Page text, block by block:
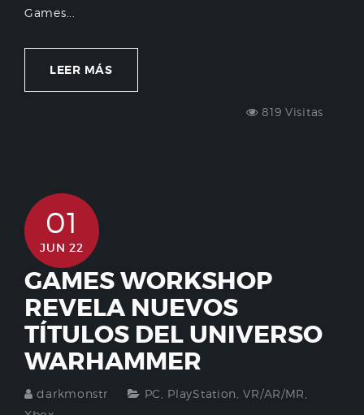
Games...
LEER MÁS
819 Visitas
01
JUN 22
GAMES WORKSHOP
REVELA NUEVOS
TÍTULOS DEL UNIVERSO
WARHAMMER
darkmonstr PC PlayStation ,VR/AR/MR